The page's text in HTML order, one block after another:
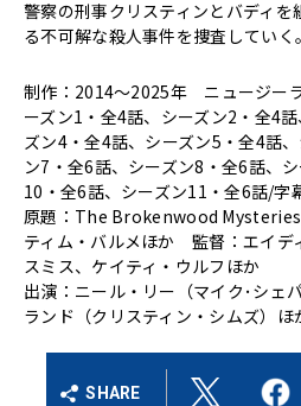
警察の刑事クリスティンとバディ
る不可解な殺人事件を捜査していく。
制作：2014～2025年 ニュージー
ーズン1・全4話、シーズン2・全4
ズン4・全4話、シーズン5・全4話
ン7・全6話、シーズン8・全6話、
10・全6話、シーズン11・全6話/字
原題：The Brokenwood
ティム・バルメほか 監督：エイデ
スミス、ケイティ・ウルフほか
出演：ニール・リー（マイク･シェ
ランド（クリスティン・シムズ）ほ
SHARE